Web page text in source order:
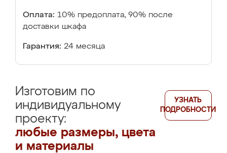
Оплата: 10% предоплата, 90% после
доставки шкафа
Гарантия: 24 месяца
Изготовим по
индивидуальному
проекту:
любые размеры, цвета
и материалы
УЗНАТЬ
ПОДРОБНОСТИ